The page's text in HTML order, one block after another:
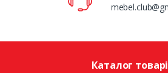
Каталог